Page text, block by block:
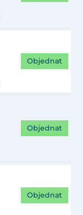
Objednat
Objednat
Objednat